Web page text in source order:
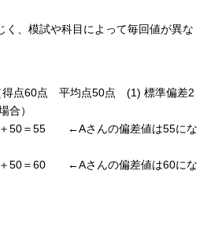
く、模試や科目によって毎回値が異な
得点60点 平均点50点 (1) 標準偏差2
）
＋50＝55 ←Aさんの偏差値は55にな
＋50＝60 ←Aさんの偏差値は60にな